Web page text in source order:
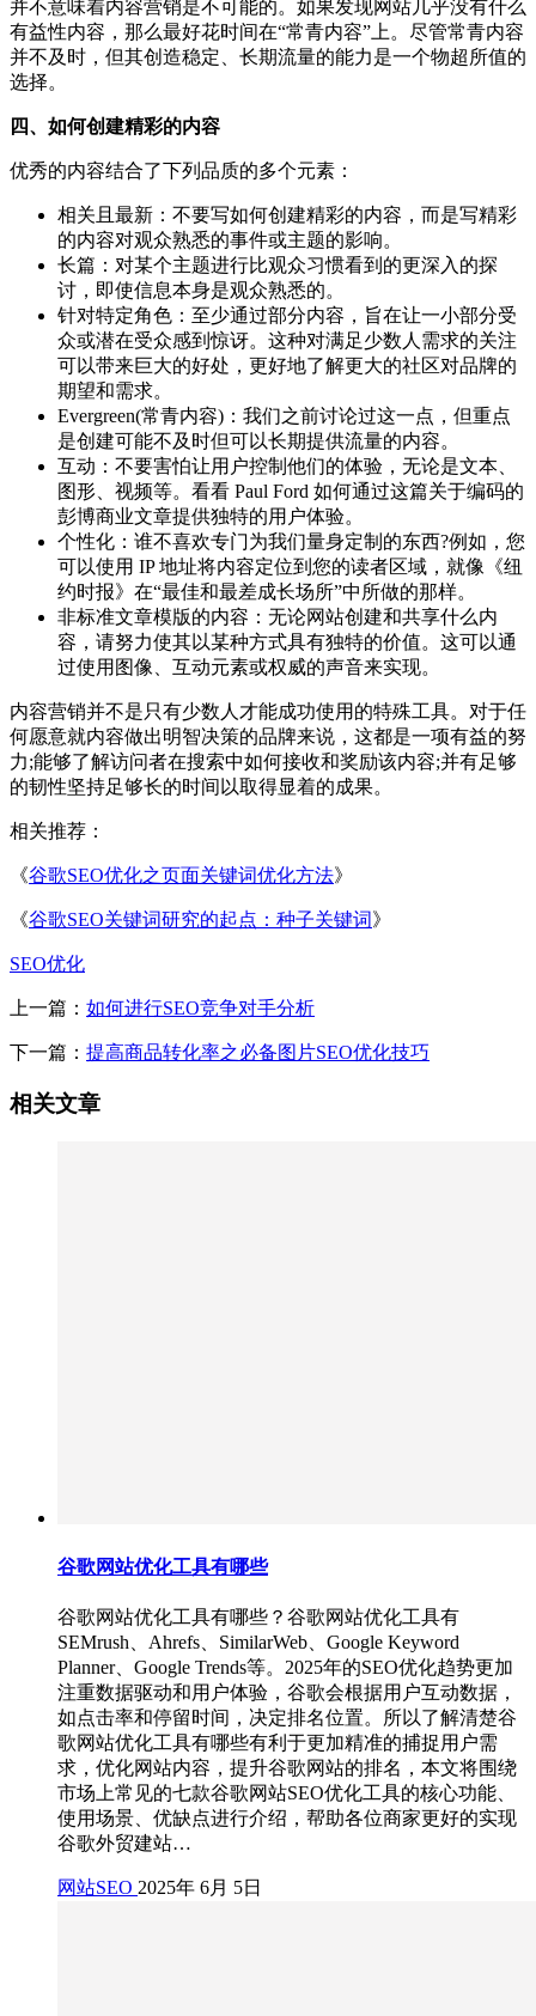
并不意味着内容营销是不可能的。如果发现网站几乎没有什么
有益性内容，那么最好花时间在“常青内容”上。尽管常青内容
并不及时，但其创造稳定、长期流量的能力是一个物超所值的
选择。
四、如何创建精彩的内容
优秀的内容结合了下列品质的多个元素：
相关且最新：不要写如何创建精彩的内容，而是写精彩
的内容对观众熟悉的事件或主题的影响。
长篇：对某个主题进行比观众习惯看到的更深入的探
讨，即使信息本身是观众熟悉的。
针对特定角色：至少通过部分内容，旨在让一小部分受
众或潜在受众感到惊讶。这种对满足少数人需求的关注
可以带来巨大的好处，更好地了解更大的社区对品牌的
期望和需求。
Evergreen(常青内容)：我们之前讨论过这一点，但重点
是创建可能不及时但可以长期提供流量的内容。
互动：不要害怕让用户控制他们的体验，无论是文本、
图形、视频等。看看 Paul Ford 如何通过这篇关于编码的
彭博商业文章提供独特的用户体验。
个性化：谁不喜欢专门为我们量身定制的东西?例如，您
可以使用 IP 地址将内容定位到您的读者区域，就像《纽
约时报》在“最佳和最差成长场所”中所做的那样。
非标准文章模版的内容：无论网站创建和共享什么内
容，请努力使其以某种方式具有独特的价值。这可以通
过使用图像、互动元素或权威的声音来实现。
内容营销并不是只有少数人才能成功使用的特殊工具。对于任
何愿意就内容做出明智决策的品牌来说，这都是一项有益的努
力;能够了解访问者在搜索中如何接收和奖励该内容;并有足够
的韧性坚持足够长的时间以取得显着的成果。
相关推荐：
《谷歌SEO优化之页面关键词优化方法》
《谷歌SEO关键词研究的起点：种子关键词》
SEO优化
上一篇： 如何进行SEO竞争对手分析
下一篇： 提高商品转化率之必备图片SEO优化技巧
相关文章
谷歌网站优化工具有哪些
谷歌网站优化工具有哪些？谷歌网站优化工具有
SEMrush、Ahrefs、SimilarWeb、Google Keyword
Planner、Google Trends等。2025年的SEO优化趋势更加
注重数据驱动和用户体验，谷歌会根据用户互动数据，
如点击率和停留时间，决定排名位置。所以了解清楚谷
歌网站优化工具有哪些有利于更加精准的捕捉用户需
求，优化网站内容，提升谷歌网站的排名，本文将围绕
市场上常见的七款谷歌网站SEO优化工具的核心功能、
使用场景、优缺点进行介绍，帮助各位商家更好的实现
谷歌外贸建站…
网站SEO 2025年 6月 5日